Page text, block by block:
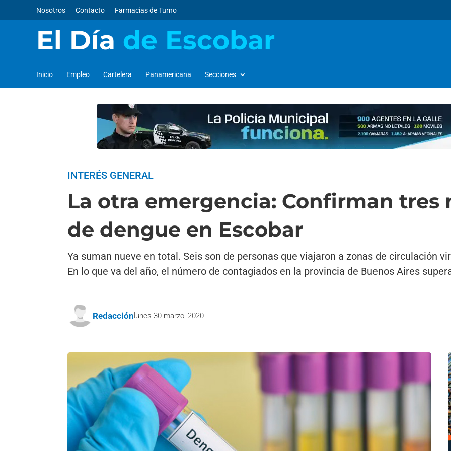
Nosotros Contacto Farmacias de Turno
El Día de Escobar
Inicio Empleo Cartelera Panamericana Secciones
INTERÉS GENERAL
La otra emergencia: Confirman tres
de dengue en Escobar
Ya suman nueve en total. Seis son de personas que viajaron a zonas de circulación
En lo que va del año, el número de contagiados en la provincia de Buenos Aires
Redacción lunes 30 marzo, 2020